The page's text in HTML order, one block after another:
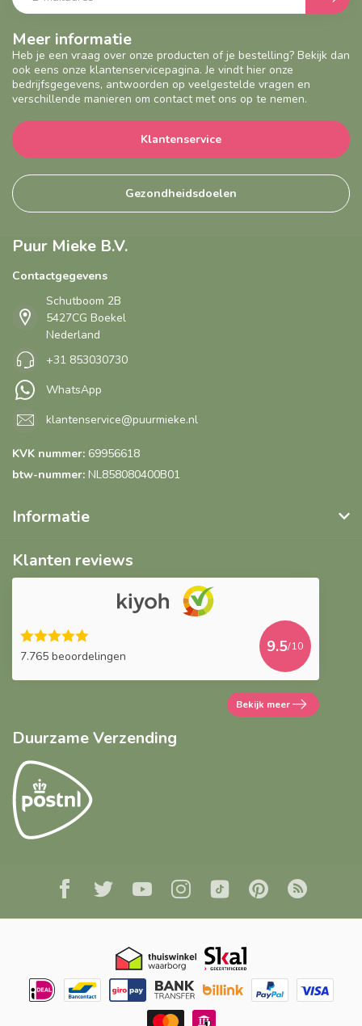
Meer informatie
Heb je een vraag over onze producten of je bestelling? Bekijk dan
ook eens onze klantenservicepagina. Je vindt hier onze
bedrijfsgegevens, antwoorden op veelgestelde vragen en
verschillende manieren om contact met ons op te nemen.
Klantenservice
Gezondheidsdoelen
Puur Mieke B.V.
Contactgegevens
Schutboom 2B
5427CG Boekel
Nederland
+31 853030730
WhatsApp
klantenservice@puurmieke.nl
KVK nummer: 69956618
btw-nummer: NL858080400B01
Informatie
Klanten reviews
7.765 beoordelingen
9.5/10
Bekijk meer
Duurzame Verzending